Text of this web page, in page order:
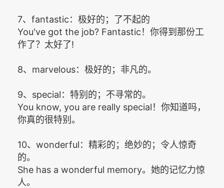
7、fantastic：极好的；了不起的
You've got the job? Fantastic！你得到那份工
作了？太好了!
8、marvelous：极好的；非凡的。
9、special：特别的；不寻常的。
You know, you are really special！你知道吗，
你真的很特别。
10、wonderful：精彩的；绝妙的；令人惊奇
的。
She has a wonderful memory。她的记忆力惊
人。